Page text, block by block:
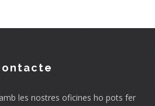
les nostres oficines ho pots fer